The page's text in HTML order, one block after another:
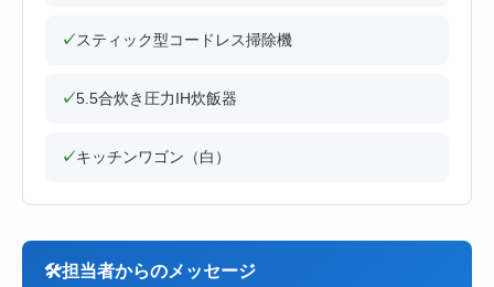
✓スティック型コードレス掃除機
✓5.5合炊き圧力IH炊飯器
✓キッチンワゴン（白）
🛠担当者からのメッセージ